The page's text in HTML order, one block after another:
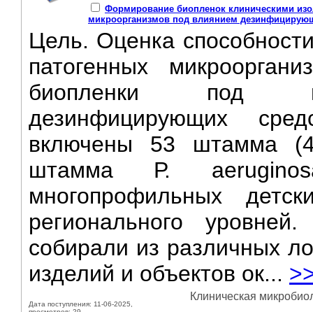
Формирование биопленок клиническими
микроорганизмов под влиянием
Цель. Оценка
патогенных
биопленки под
дезинфицирующих
включены 53 штамма
штамма Р.
многопрофильных
регионального
собирали из различных
изделий и объектов ок...
Дата поступления: 11-06-2025,
Клиническая